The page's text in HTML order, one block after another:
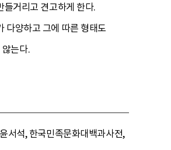
들거리고 견고하게 한다.
다양하고 그에 따른 형태도
는다.
서석, 한국민족문화대백과사전,